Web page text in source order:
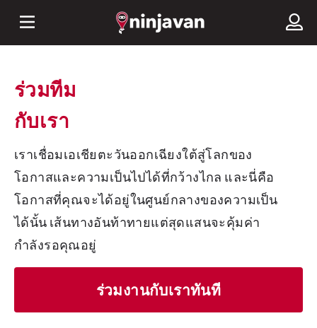
ร่วมทีม
กับเรา
เราเชื่อมเอเชียตะวันออกเฉียงใต้สู่โลกของ
โอกาสและความเป็นไปได้ที่กว้างไกล และนี่คือ
โอกาสที่คุณจะได้อยู่ในศูนย์กลางของความเป็น
ได้นั้น เส้นทางอันท้าทายแต่สุดแสนจะคุ้มค่า
กำลังรอคุณอยู่
ร่วมงานกับเราทันที